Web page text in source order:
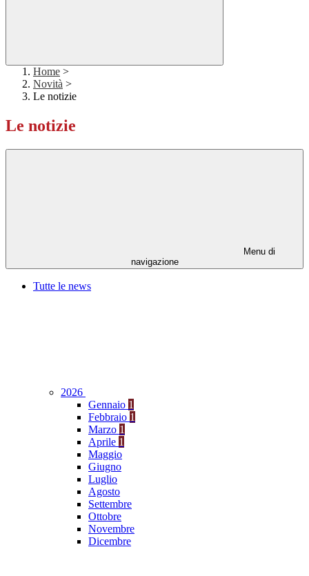
Home >
Novità >
Le notizie
Le notizie
Menu di
navigazione
Tutte le news
2026
Gennaio 1
Febbraio 1
Marzo 1
Aprile 1
Maggio
Giugno
Luglio
Agosto
Settembre
Ottobre
Novembre
Dicembre